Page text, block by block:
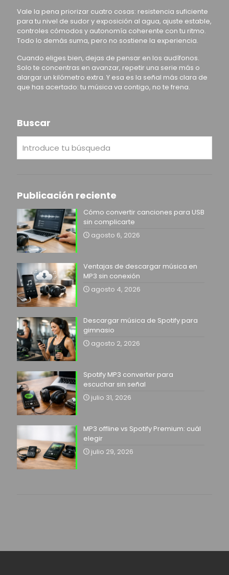
Vale la pena priorizar cuatro cosas: resistencia suficiente
para tu nivel de sudor y exposición al agua, ajuste estable,
controles cómodos y autonomía coherente con tu ritmo.
Todo lo demás suma, pero no sostiene la experiencia.
Cuando eliges bien, dejas de pensar en los audífonos.
Solo te concentras en avanzar, repetir una serie más o
alargar un kilómetro extra. Y esa es la señal más clara de
que has acertado: tu música va contigo, no te frena.
Buscar
Publicación reciente
Cómo convertir canciones para USB
sin complicarte
agosto 6, 2026
Ventajas de descargar música en
MP3 sin conexión
agosto 4, 2026
Descargar música de Spotify para
gimnasio
agosto 2, 2026
Spotify MP3 converter para
escuchar sin señal
julio 31, 2026
MP3 offline vs Spotify Premium: cuál
elegir
julio 29, 2026